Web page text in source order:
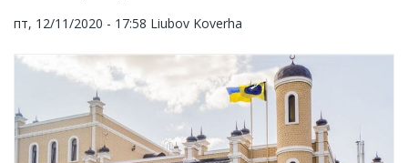
пт, 12/11/2020 - 17:58 Liubov Koverha